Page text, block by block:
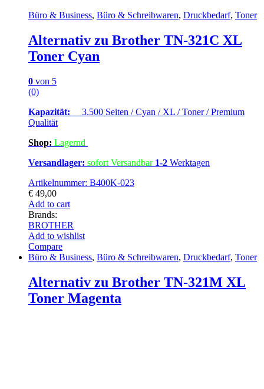
Büro & Business, Büro & Schreibwaren, Druckbedarf, Toner
Alternativ zu Brother TN-321C XL
Toner Cyan
0 von 5
(0)
Kapazität: 3.500 Seiten / Cyan / XL / Toner / Premium
Qualität
Shop: Lagernd
Versandlager: sofort Versandbar 1-2 Werktagen
Artikelnummer: B400K-023
€ 49,00
Add to cart
Brands:
BROTHER
Add to wishlist
Compare
Büro & Business, Büro & Schreibwaren, Druckbedarf, Toner
Alternativ zu Brother TN-321M XL
Toner Magenta